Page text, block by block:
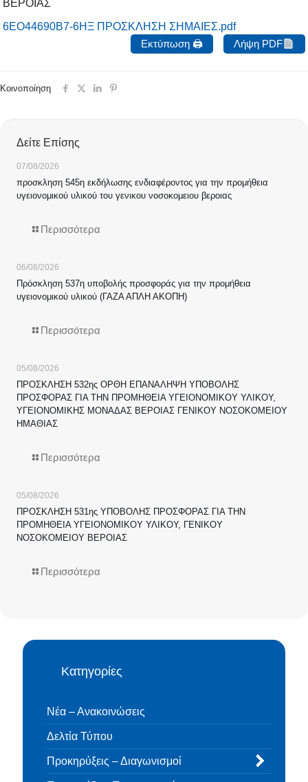
ΒΕΡΟΙΑΣ
6ΕΟ44690Β7-6ΗΞ ΠΡΟΣΚΛΗΣΗ ΣΗΜΑΙΕΣ.pdf
Εκτύπωση 🖨
Λήψη PDF
Κοινοποίηση
Δείτε Επίσης
07/08/2026
προσκληση 545η εκδήλωσης ενδιαφέροντος για την προμήθεια
υγειονομικού υλικού του γενικου νοσοκομειου βεροιας
Περισσότερα
06/08/2026
Πρόσκληση 537η υποβολής προσφοράς για την προμήθεια
υγειονομικού υλικού (ΓΑΖΑ ΑΠΛΗ ΑΚΟΠΗ)
Περισσότερα
05/08/2026
ΠΡΟΣΚΛΗΣΗ 532ης ΟΡΘΗ ΕΠΑΝΑΛΗΨΗ ΥΠΟΒΟΛΗΣ
ΠΡΟΣΦΟΡΑΣ ΓΙΑ ΤΗΝ ΠΡΟΜΗΘΕΙΑ ΥΓΕΙΟΝΟΜΙΚΟΥ ΥΛΙΚΟΥ,
ΥΓΕΙΟΝΟΜΙΚΗΣ ΜΟΝΑΔΑΣ ΒΕΡΟΙΑΣ ΓΕΝΙΚΟΥ ΝΟΣΟΚΟΜΕΙΟΥ
ΗΜΑΘΙΑΣ
Περισσότερα
05/08/2026
ΠΡΟΣΚΛΗΣΗ 531ης ΥΠΟΒΟΛΗΣ ΠΡΟΣΦΟΡΑΣ ΓΙΑ ΤΗΝ
ΠΡΟΜΗΘΕΙΑ ΥΓΕΙΟΝΟΜΙΚΟΥ ΥΛΙΚΟΥ, ΓΕΝΙΚΟΥ
ΝΟΣΟΚΟΜΕΙΟΥ ΒΕΡΟΙΑΣ
Περισσότερα
Κατηγορίες
Νέα – Ανακοινώσεις
Δελτία Τύπου
Προκηρύξεις – Διαγωνισμοί